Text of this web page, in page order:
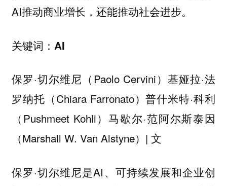
AI推动商业增长，还能推动社会进步。
关键词：AI
保罗·切尔维尼（Paolo Cervini）基娅拉·法
罗纳托（Chiara Farronato）普什米特·科利
（Pushmeet Kohli）马歇尔·范阿尔斯泰因
（Marshall W. Van Alstyne）| 文
保罗·切尔维尼是AI、可持续发展和企业创